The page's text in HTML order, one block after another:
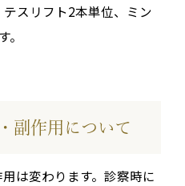
スリフト2本単位、ミン
副作用について
は変わります。診察時に